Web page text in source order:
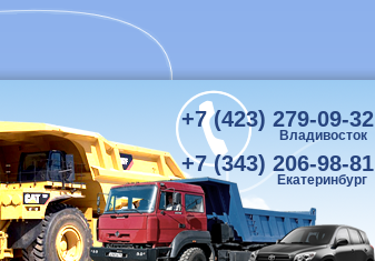
+7 (423) 279-09-32
Владивосток
+7 (343) 206-98-81
Екатеринбург